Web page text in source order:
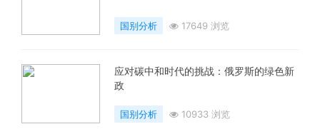
国别分析 17649 浏览
应对碳中和时代的挑战：俄罗斯的绿色新
政
国别分析 10933 浏览